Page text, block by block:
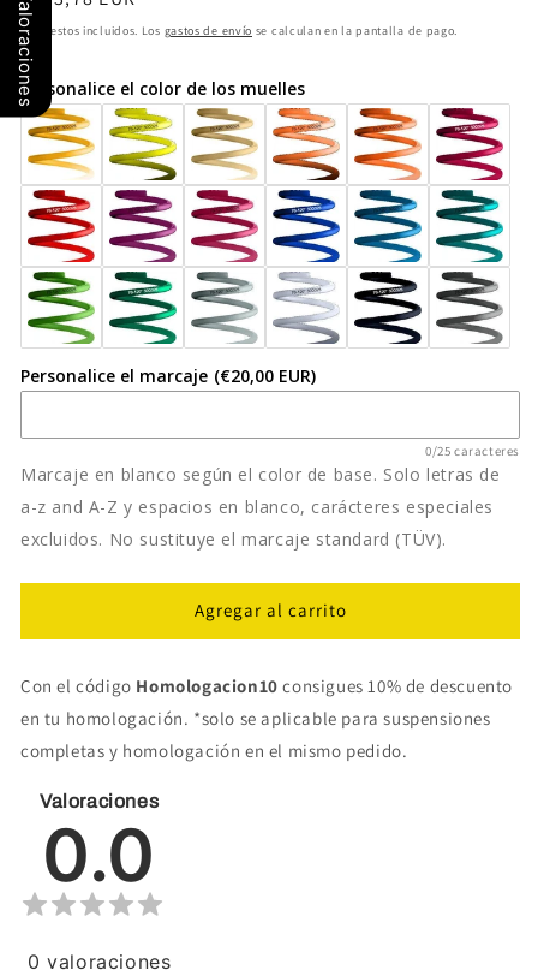
Coilover
13266007
HYUNDAI
i20
GB
Coilover
13266007
HYUNDAI
i20
GB
habitual
Impuestos incluidos. Los gastos de envío se calculan en la pantalla de pago.
Personalice el color de los muelles
Personalice el marcaje (€20,00 EUR)
0/25 caracteres
Marcaje en blanco según el color de base. Solo letras de
a-z and A-Z y espacios en blanco, carácteres especiales
excluidos. No sustituye el marcaje standard (TÜV).
Agregar al carrito
Con el código Homologacion10 consigues 10% de descuento
en tu homologación. *solo se aplicable para suspensiones
completas y homologación en el mismo pedido.
Valoraciones
0.0
0 valoraciones
Valoraciones